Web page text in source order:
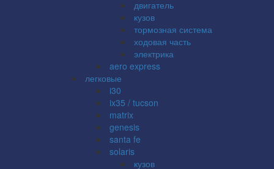
двигатель
кузов
тормозная система
ходовая часть
электрика
aero express
легковые
i30
ix35 / tucson
matrix
genesis
santa fe
solaris
кузов